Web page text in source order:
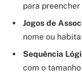
para preencher
Jogos de
nome ou
Sequência
com o